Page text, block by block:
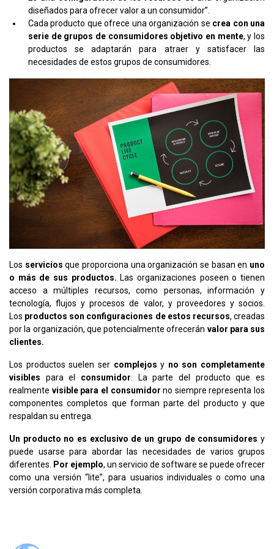
diseñados para ofrecer valor a un consumidor”.
Cada producto que ofrece una organización se crea con una
serie de grupos de consumidores objetivo en mente, y los
productos se adaptarán para atraer y satisfacer las
necesidades de estos grupos de consumidores.
Los servicios que proporciona una organización se basan en uno
o más de sus productos. Las organizaciones poseen o tienen
acceso a múltiples recursos, como personas, información y
tecnología, flujos y procesos de valor, y proveedores y socios.
Los productos son configuraciones de estos recursos, creadas
por la organización, que potencialmente ofrecerán valor para sus
clientes.
Los productos suelen ser complejos y no son completamente
visibles para el consumidor. La parte del producto que es
realmente visible para el consumidor no siempre representa los
componentes completos que forman parte del producto y que
respaldan su entrega.
Un producto no es exclusivo de un grupo de consumidores y
puede usarse para abordar las necesidades de varios grupos
diferentes. Por ejemplo, un servicio de software se puede ofrecer
como una versión “lite”, para usuarios individuales o como una
versión corporativa más completa.